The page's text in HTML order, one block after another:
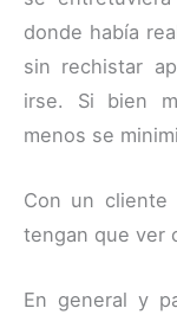
donde había
sin rechistar
irse. Si bien
menos se
Con un cliente
tengan que ver
En general y